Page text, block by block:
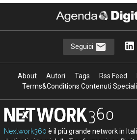
Seguici
About Autori Tags Rss Feed
Terms&Conditions Contenuti
Nextwork360 è il più grande network in